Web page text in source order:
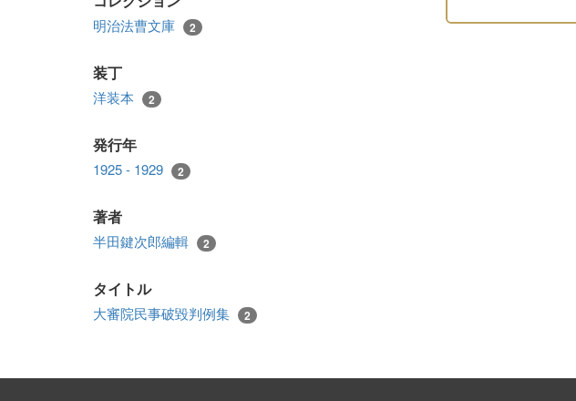
明治法曹文庫 2
装丁
洋装本 2
発行年
1925 - 1929 2
著者
半田鍵次郎編輯 2
タイトル
大審院民事破毀判例集 2